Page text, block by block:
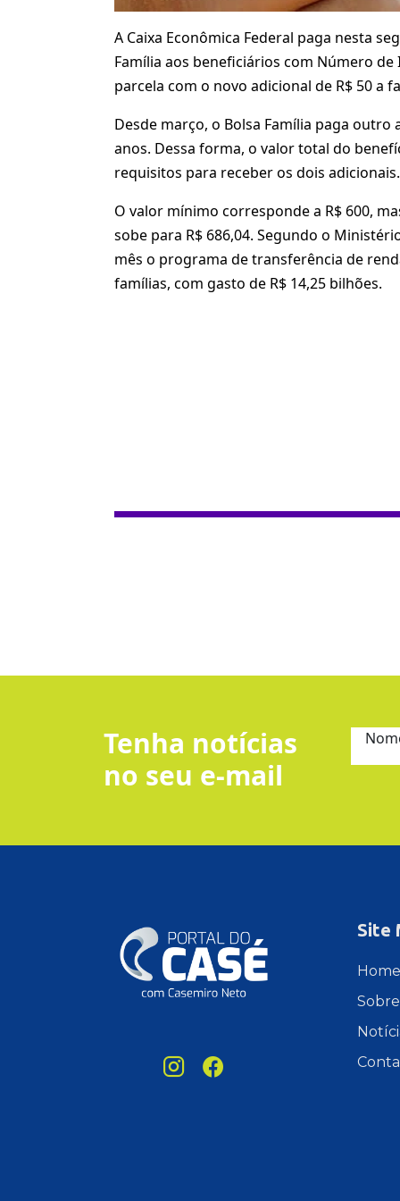
A Caixa Econômica Federal paga nesta
Família aos beneficiários com Número de
parcela com o novo adicional de R$ 50 a
Desde março, o Bolsa Família paga outro
anos. Dessa forma, o valor total do
requisitos para receber os dois adicionais.
O valor mínimo corresponde a R$ 600,
sobe para R$ 686,04. Segundo o
mês o programa de transferência de
famílias, com gasto de R$ 14,25 bilhões.
Tenha notícias
no seu e-mail
Site
Home
Sobre